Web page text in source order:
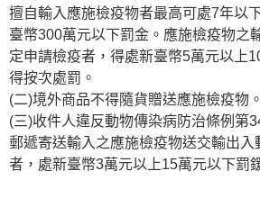
擅自輸入應施檢疫物者最高可處7年以
臺幣300萬元以下罰金。應施檢疫物之
定申請檢疫者，得處新臺幣5萬元以上
得按次處罰。
(二)境外商品不得隨貨贈送應施檢疫物。
(三)收件人違反動物傳染病防治條例第
郵遞寄送輸入之應施檢疫物送交輸出入
者，處新臺幣3萬元以上15萬元以下罰